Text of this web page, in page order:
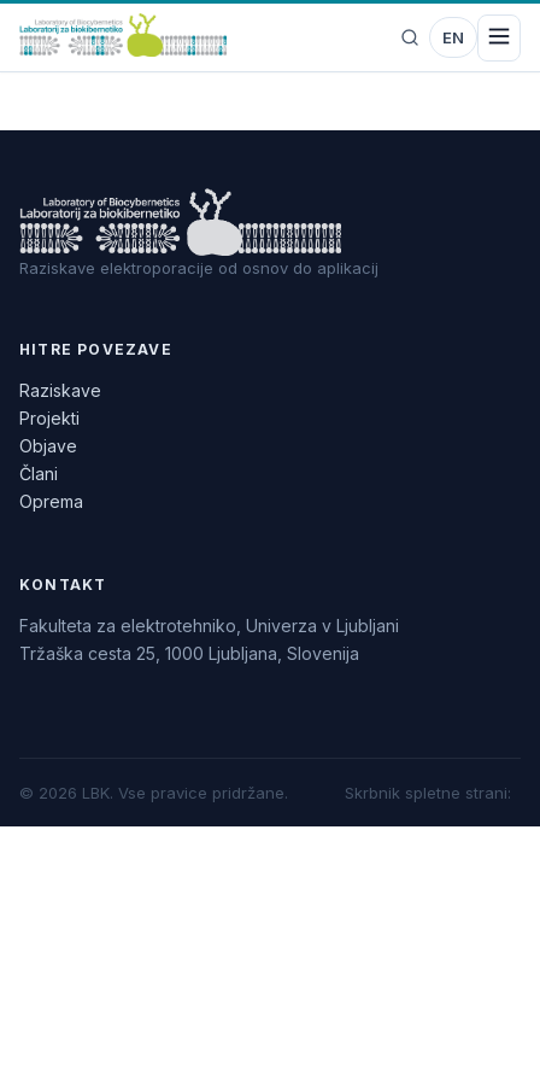
EN
Raziskave elektroporacije od osnov do aplikacij
HITRE POVEZAVE
Raziskave
Projekti
Objave
Člani
Oprema
KONTAKT
Fakulteta za elektrotehniko, Univerza v Ljubljani
Tržaška cesta 25, 1000 Ljubljana, Slovenija
© 2026 LBK. Vse pravice pridržane. Skrbnik spletne strani: